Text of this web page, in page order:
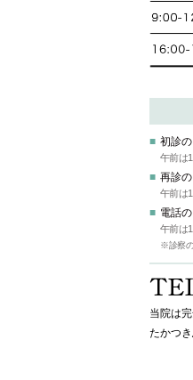
初診
午前は
再診
午前は
電話
午前は
※診察の
当院は
たかつ